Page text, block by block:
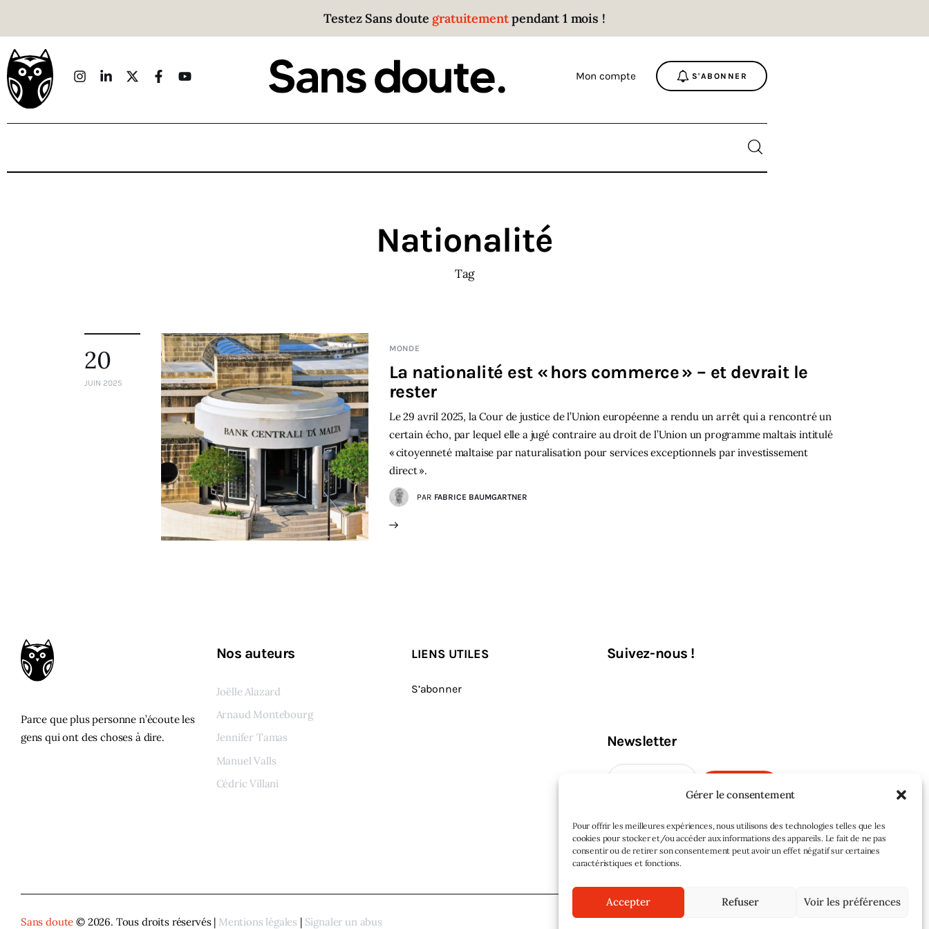
Gérer le consentement
Pour offrir les meilleures expériences, nous utilisons des technologies telles que les
cookies pour stocker et/ou accéder aux informations des appareils. Le fait de ne pas
consentir ou de retirer son consentement peut avoir un effet négatif sur certaines
caractéristiques et fonctions.
Accepter Refuser Voir les préférences
Testez Sans doute gratuitementpendant 1 mois !
Mon compte S'ABONNER
Sans doute
Parce que plus personne n’écoute les gens qui ont
des choses à dire.
Économie
Monde
Nationalité
Tag
20
JUIN 2025
MONDE
La nationalité est « hors commerce » – et devrait le
rester
Le 29 avril 2025, la Cour de justice de l’Union européenne a rendu un arrêt qui a rencontré un
certain écho, par lequel elle a jugé contraire au droit de l’Union un programme maltais intitulé
« citoyenneté maltaise par naturalisation pour services exceptionnels par investissement
direct ».
PAR FABRICE BAUMGARTNER
Parce que plus personne n’écoute les
gens qui ont des choses à dire.
Nos auteurs
Joëlle Alazard
Arnaud Montebourg
Jennifer Tamas
Manuel Valls
Cédric Villani
LIENS UTILES
S’abonner
Suivez-nous !
Newsletter
M'INSCRIRE
Sans doute © 2026. Tous droits réservés | Mentions légales | Signaler un abus